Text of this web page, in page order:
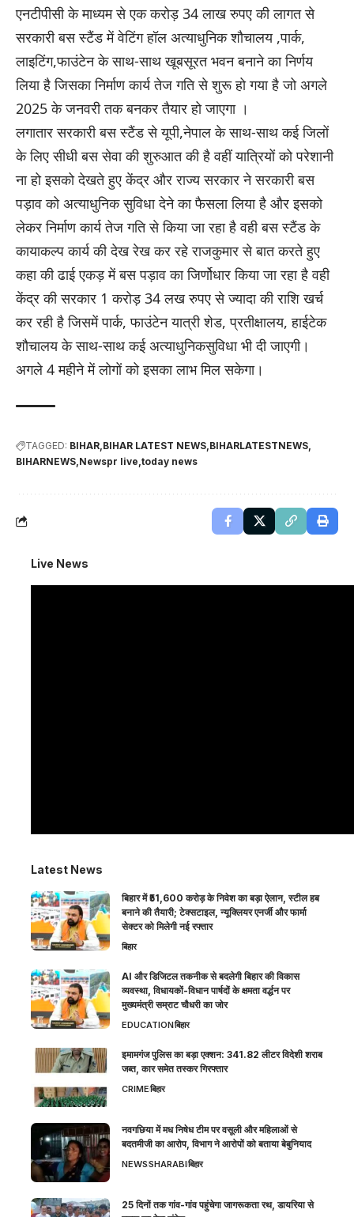
एनटीपीसी के माध्यम से एक करोड़ 34 लाख रुपए की लागत से
सरकारी बस स्टैंड में वेटिंग हॉल अत्याधुनिक शौचालय ,पार्क,
लाइटिंग,फाउंटेन के साथ-साथ खूबसूरत भवन बनाने का निर्णय
लिया है जिसका निर्माण कार्य तेज गति से शुरू हो गया है जो अगले
2025 के जनवरी तक बनकर तैयार हो जाएगा ।
लगातार सरकारी बस स्टैंड से यूपी,नेपाल के साथ-साथ कई जिलों
के लिए सीधी बस सेवा की शुरुआत की है वहीं यात्रियों को परेशानी
ना हो इसको देखते हुए केंद्र और राज्य सरकार ने सरकारी बस
पड़ाव को अत्याधुनिक सुविधा देने का फैसला लिया है और इसको
लेकर निर्माण कार्य तेज गति से किया जा रहा है वही बस स्टैंड के
कायाकल्प कार्य की देख रेख कर रहे राजकुमार से बात करते हुए
कहा की ढाई एकड़ में बस पड़ाव का जिर्णोधार किया जा रहा है वही
केंद्र की सरकार 1 करोड़ 34 लख रुपए से ज्यादा की राशि खर्च
कर रही है जिसमें पार्क, फाउंटेन यात्री शेड, प्रतीक्षालय, हाईटेक
शौचालय के साथ-साथ कई अत्याधुनिकसुविधा भी दी जाएगी।
अगले 4 महीने में लोगों को इसका लाभ मिल सकेगा।
TAGGED: BIHAR BIHAR LATEST NEWS BIHARLATESTNEWS
BIHARNEWS Newspr live today news
Live News
Latest News
बिहार में ₹51,600 करोड़ के निवेश का बड़ा ऐलान, स्टील हब
बनाने की तैयारी; टेक्सटाइल, न्यूक्लियर एनर्जी और फार्मा
सेक्टर को मिलेगी नई रफ्तार
बिहार
AI और डिजिटल तकनीक से बदलेगी बिहार की विकास
व्यवस्था, विधायकों-विधान पार्षदों के क्षमता वर्द्धन पर
मुख्यमंत्री सम्राट चौधरी का जोर
EDUCATIONबिहार
इमामगंज पुलिस का बड़ा एक्शन: 341.82 लीटर विदेशी शराब
जब्त, कार समेत तस्कर गिरफ्तार
CRIMEबिहार
नवगछिया में मध निषेध टीम पर वसूली और महिलाओं से
बदतमीजी का आरोप, विभाग ने आरोपों को बताया बेबुनियाद
NEWSSHARABIबिहार
25 दिनों तक गांव-गांव पहुंचेगा जागरूकता रथ, डायरिया से